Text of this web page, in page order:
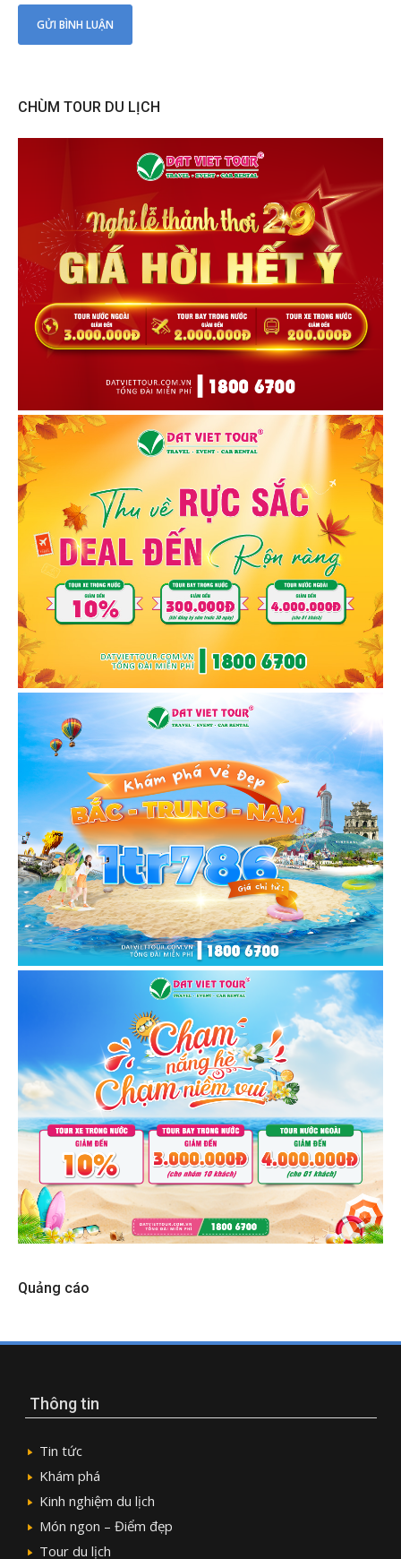
CHÙM TOUR DU LỊCH
Quảng cáo
Thông tin
Tin tức
Khám phá
Kinh nghiệm du lịch
Món ngon – Điểm đẹp
Tour du lịch